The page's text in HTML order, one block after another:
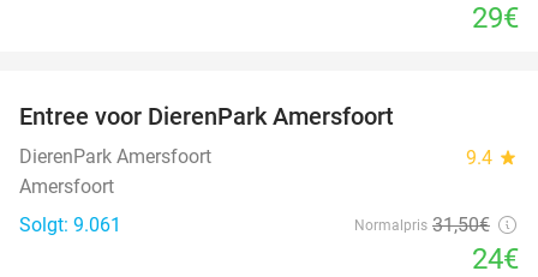
29€
Entree voor DierenPark Amersfoort
DierenPark Amersfoort 9.4 star
Amersfoort
Solgt: 9.061
Normalpris 31,50€
24€